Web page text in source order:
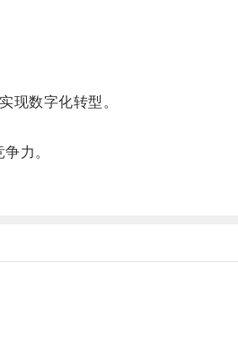
数字化转型。
力。